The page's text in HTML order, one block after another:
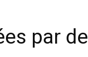
par de